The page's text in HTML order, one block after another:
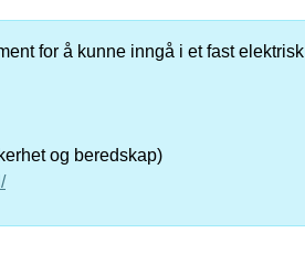
for å kunne inngå i et fast elektrisk
og beredskap)